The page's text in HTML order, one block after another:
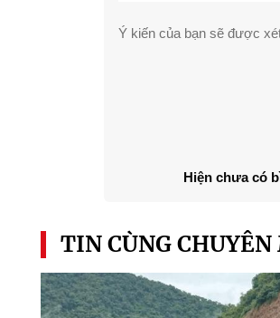
Ý kiến của bạn sẽ được
Hiện chưa có
TIN CÙNG CHUYÊN